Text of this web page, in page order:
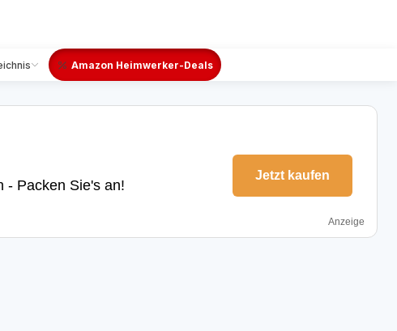
Amazon Heimwerker-Deals
- Packen Sie's an!
Jetzt kaufen
Anzeige